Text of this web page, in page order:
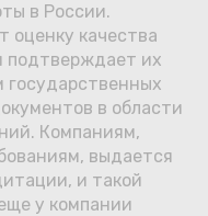
в России.
оценку качества
подтверждает их
государственных
в области
Компаниям,
выдается
и такой
у компании